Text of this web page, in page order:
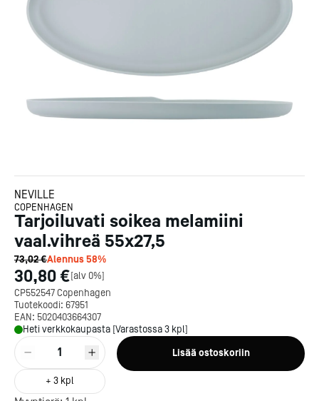
NEVILLE
COPENHAGEN
Tarjoiluvati soikea melamiini
vaal.vihreä 55x27,5
73,02 €Alennus58%
30,80 €[alv 0%]
CP552547 Copenhagen
Tuotekoodi: 67951
EAN: 5020403664307
Heti verkkokaupasta [Varastossa 3 kpl]
1
+ 3 kpl
Lisää ostoskoriin
Kotipizza on vuonna 1987